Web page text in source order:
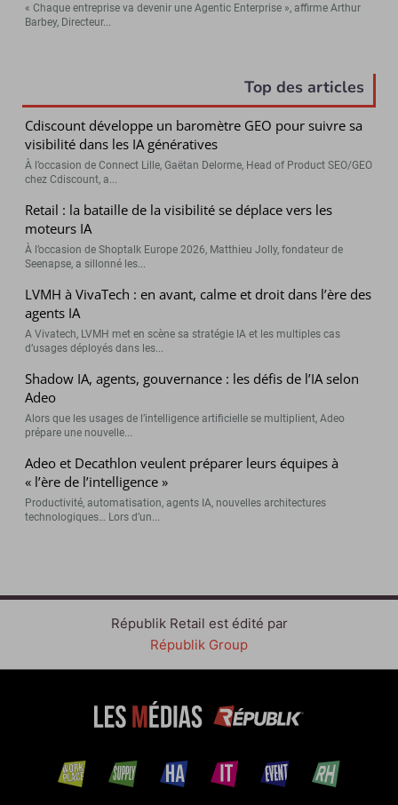
« Chaque entreprise va devenir une Agentic Enterprise », affirme Arthur
Barbey, Directeur...
Top des articles
Cdiscount développe un baromètre GEO pour suivre sa
visibilité dans les IA génératives
À l’occasion de Connect Lille, Gaëtan Delorme, Head of Product SEO/GEO
chez Cdiscount, a...
Retail : la bataille de la visibilité se déplace vers les
moteurs IA
À l’occasion de Shoptalk Europe 2026, Matthieu Jolly, fondateur de
Seenapse, a sillonné les...
LVMH à VivaTech : en avant, calme et droit dans l’ère des
agents IA
A Vivatech, LVMH met en scène sa stratégie IA et les multiples cas
d’usages déployés dans les...
Shadow IA, agents, gouvernance : les défis de l’IA selon
Adeo
Alors que les usages de l’intelligence artificielle se multiplient, Adeo
prépare une nouvelle...
Adeo et Decathlon veulent préparer leurs équipes à
« l’ère de l’intelligence »
Productivité, automatisation, agents IA, nouvelles architectures
technologiques… Lors d’un...
Républik Retail est édité par
Républik Group